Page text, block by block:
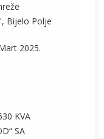
Bijelo Polje
2025.
KVA
SA